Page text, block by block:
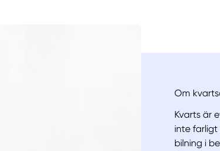
Om
Kvarts är
inte farligt
bilning i